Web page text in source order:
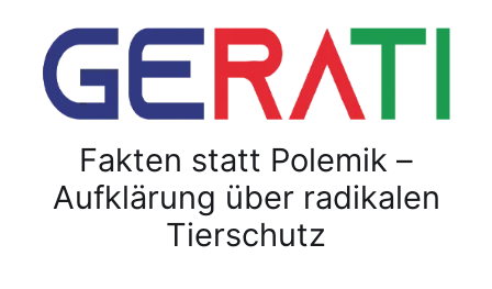
Fakten statt Polemik –
Aufklärung über radikalen
Tierschutz